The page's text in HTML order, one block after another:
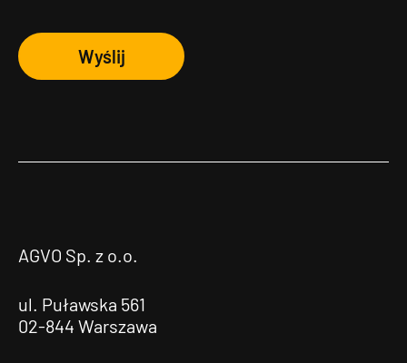
Wyślij
AGVO Sp. z o.o.
ul. Puławska 561
02-844 Warszawa